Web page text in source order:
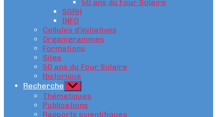
50 ans du Four Solaire
SGRH
INFO
Cellules d’initiatives
Organigrammes
Formations
Sites
50 ans du Four Solaire
Historique
Recherche Afficher
le
sous-
menu
Thématiques
Publications
Rapports scientifiques